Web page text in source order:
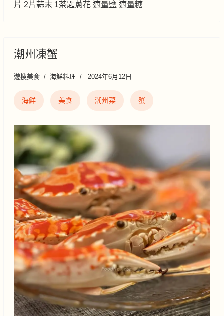
片 2片蒜末 1茶匙蔥花 適量鹽 適量糖
潮州凍蟹
遊搜美食 海鮮料理 2024年6月12日
海鮮 美食 潮州菜 蟹